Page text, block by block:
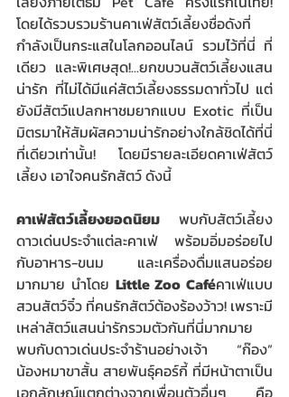
โดยได้รวบรวมร้านคาเฟ่สัตว์เลี้ยงชื่อดังที่
กำลังเป็นกระแสในโลกออนไลน์ รวมไว้ที่นี่ ที่
เดียว และพิเศษสุด!...ยกขบวนสัตว์เลี้ยงแสน
น่ารัก ที่ไม่ได้มีแค่สัตว์เลี้ยงธรรมดาทั่วไป แต่
ยังมีสัตว์แปลกหาชมยากแบบ Exotic ที่เป็น
มิตรมาให้สัมผัสความน่ารักอย่างใกล้ชิดได้ที่นี่
ที่เดียวเท่านั้น! โดยมีรายละเอียดคาเฟ่สัตว์
เลี้ยง เอาใจคนรักสัตว์ ดังนี้
คาเฟ่สัตว์เลี้ยงยอดนิยม พบกับสัตว์เลี้ยง
ดาวเด่นประจำแต่ละคาเฟ่ พร้อมอิ่มอร่อยไป
กับอาหาร-ขนม และเครื่องดื่มแสนอร่อย
มากมาย นำโดย Little Zoo Caféคาเฟ่แบบ
สวนสัตว์จิ๋ว ที่คนรักสัตว์ต้องร้องว้าว! เพราะมี
เหล่าสัตว์แสนน่ารักรวมตัวกันที่นี่มากมาย
พบกับดาวเด่นประจำร้านอย่างเจ้า “ก๊อง”
น้องหมาขาสั้น สายพันธุ์คอร์กี้ ที่มีหน้าตาเป็น
เอกลักษณ์แตกต่างจากเพื่อนตัวอื่นๆ คือ